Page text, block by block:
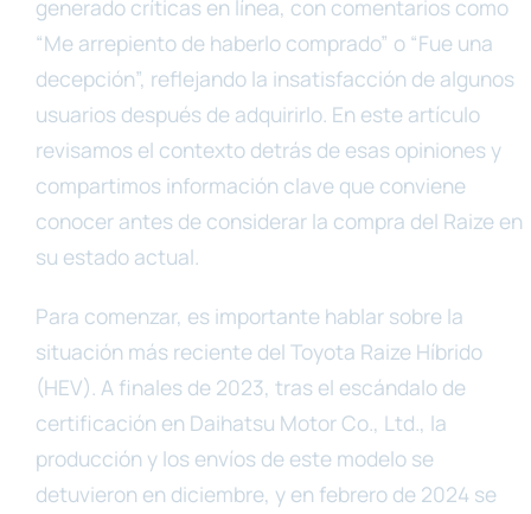
generado críticas en línea, con comentarios como
“Me arrepiento de haberlo comprado” o “Fue una
decepción”, reflejando la insatisfacción de algunos
usuarios después de adquirirlo. En este artículo
revisamos el contexto detrás de esas opiniones y
compartimos información clave que conviene
conocer antes de considerar la compra del Raize en
su estado actual.
Para comenzar, es importante hablar sobre la
situación más reciente del Toyota Raize Híbrido
(HEV). A finales de 2023, tras el escándalo de
certificación en Daihatsu Motor Co., Ltd., la
producción y los envíos de este modelo se
detuvieron en diciembre, y en febrero de 2024 se